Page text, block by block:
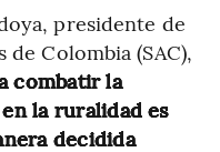
presidente de
Colombia (SAC),
combatir la
la ruralidad es
decidida